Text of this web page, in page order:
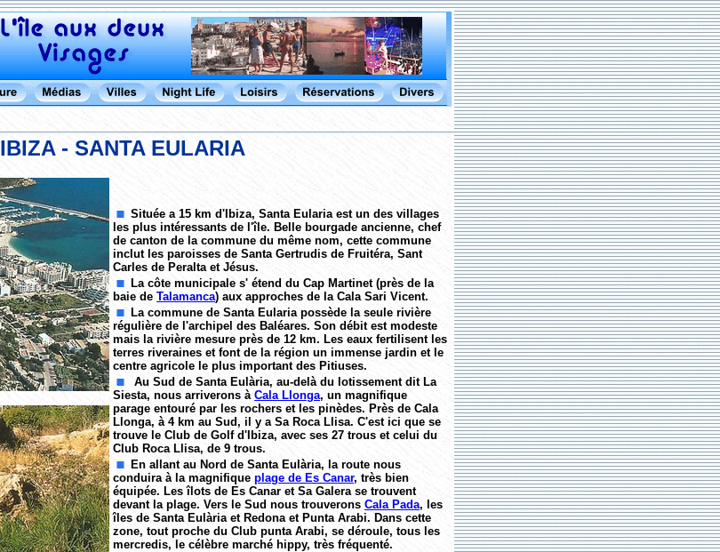
IBIZA - SANTA EULARIA
Située a 15 km d'Ibiza, Santa Eularia est un des villages
les plus intéressants de l'île. Belle bourgade ancienne, chef
de canton de la commune du même nom, cette commune
inclut les paroisses de Santa Gertrudis de Fruitéra, Sant
Carles de Peralta et Jésus.
La côte municipale s' étend du Cap Martinet (près de la
baie de Talamanca) aux approches de la Cala Sari Vicent.
La commune de Santa Eularia possède la seule rivière
régulière de l'archipel des Baléares. Son débit est modeste
mais la rivière mesure près de 12 km. Les eaux fertilisent les
terres riveraines et font de la région un immense jardin et le
centre agricole le plus important des Pitiuses.
Au Sud de Santa Eulària, au-delà du lotissement dit La
Siesta, nous arriverons à Cala Llonga, un magnifique
parage entouré par les rochers et les pinèdes. Près de Cala
Llonga, à 4 km au Sud, il y a Sa Roca Llisa. C'est ici que se
trouve le Club de Golf d'Ibiza, avec ses 27 trous et celui du
Club Roca Llisa, de 9 trous.
En allant au Nord de Santa Eulària, la route nous
conduira à la magnifique plage de Es Canar, très bien
équipée. Les îlots de Es Canar et Sa Galera se trouvent
devant la plage. Vers le Sud nous trouverons Cala Pada, les
îles de Santa Eulària et Redona et Punta Arabi. Dans cette
zone, tout proche du Club punta Arabi, se déroule, tous les
mercredis, le célèbre marché hippy, très fréquenté.